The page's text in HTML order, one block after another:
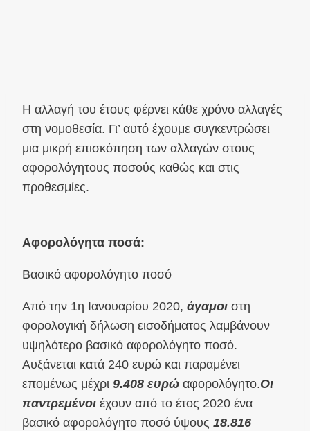
Η αλλαγή του έτους φέρνει κάθε χρόνο αλλαγές
στη νομοθεσία. Γι’ αυτό έχουμε συγκεντρώσει
μια μικρή επισκόπηση των αλλαγών στους
αφορολόγητους ποσούς καθώς και στις
προθεσμίες.
Αφορολόγητα ποσά:
Βασικό αφορολόγητο ποσό
Από την 1η Ιανουαρίου 2020, άγαμοι στη
φορολογική δήλωση εισοδήματος λαμβάνουν
υψηλότερο βασικό αφορολόγητο ποσό.
Αυξάνεται κατά 240 ευρώ και παραμένει
επομένως μέχρι 9.408 ευρώ αφορολόγητο.Οι
παντρεμένοι έχουν από το έτος 2020 ένα
βασικό αφορολόγητο ποσό ύψους 18.816